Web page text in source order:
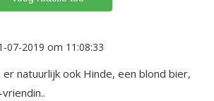
07-2019 om 11:08:33
natuurlijk ook Hinde, een blond bier,